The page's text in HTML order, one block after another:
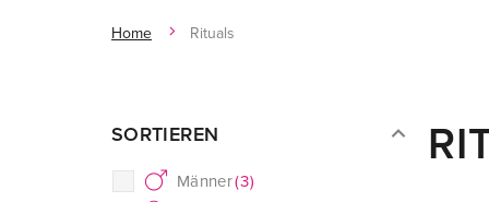
Home Rituals
SORTIEREN
Männer(3)